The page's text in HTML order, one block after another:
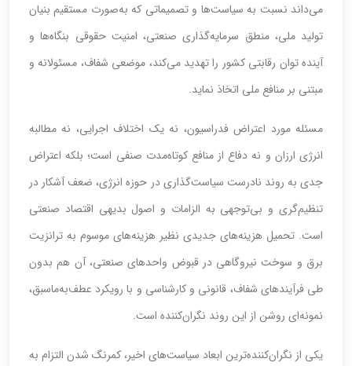
می‌داند نسبت به سیاست‌ها و تصمیماتی که به‌صورت مستقیم بنیان
تولید ملی، منطق سرمایه‌گذاری صنعتی، امنیت حقوقی بنگاه‌ها و
آینده توان رقابتی کشور را تهدید می‌کند، موضعی شفاف، مسئولانه و
مبتنی بر منافع ملی اتخاذ نماید.
مسئله مورد اعتراض فدراسیون، نه یک اختلاف اجرایی، نه مطالبه
انرژی ارزان و نه دفاع از منافع کوتاه‌مدت صنفی است؛ بلکه اعتراض
جدی به روند نادرست سیاست‌گذاری در حوزه انرژی، ضعف آشکار در
تنظیم‌گری و بی‌توجهی به الزامات و اصول بدیهی اقتصاد صنعتی
است. تحمیل هزینه‌های جدیدی نظیر هزینه‌های موسوم به ترانزیت
برق و سوخت نیروگاهی در قبوض واحدهای صنعتی، آن هم بدون
طی فرآیندهای شفاف، قانونی و کارشناسی و با رویکرد عطف‌به‌ماسبق،
نمونه‌ای روشن از این روند نگران‌کننده است.
یکی از نگران‌کننده‌ترین ابعاد سیاست‌های اخیر، کمرنگ شدن التزام به